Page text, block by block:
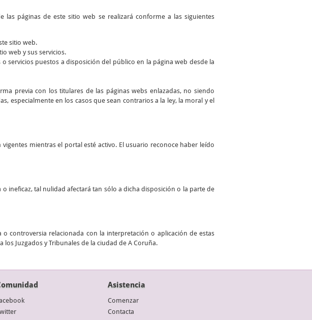
las páginas de este sitio web se realizará conforme a las siguientes
sitio web.
web y sus servicios.
servicios puestos a disposición del público en la página web desde la
previa con los titulares de las páginas webs enlazadas, no siendo
especialmente en los casos que sean contrarios a la ley, la moral y el
mientras el portal esté activo. El usuario reconoce haber leído
ineficaz, tal nulidad afectará tan sólo a dicha disposición o la parte de
controversia relacionada con la interpretación o aplicación de estas
Juzgados y Tribunales de la ciudad de A Coruña.
Asistencia
Comenzar
Contacta